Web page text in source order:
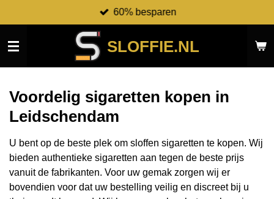
direct
naar
SLOFFIE.NL
60% besparen
Voordelig sigaretten kopen in
Leidschendam
U bent op de beste plek om sloffen sigaretten te kopen. Wij
bieden authentieke sigaretten aan tegen de beste prijs
vanuit de fabrikanten. Voor uw gemak zorgen wij er
bovendien voor dat uw bestelling veilig en discreet bij u